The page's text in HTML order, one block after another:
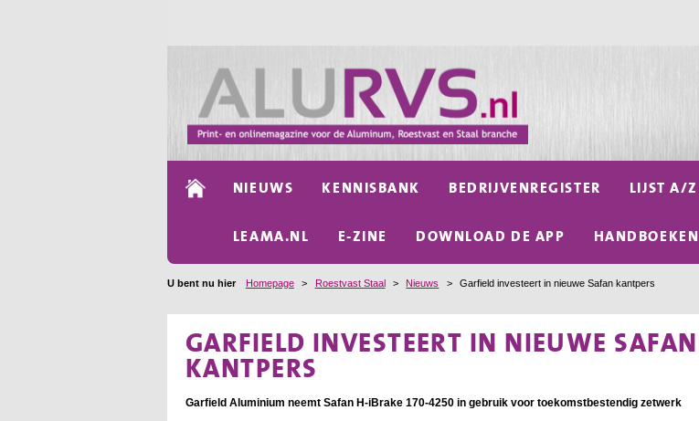
NIEUWS KENNISBANK BEDRIJVENREGISTER LIJST A/Z
LEAMA.NL E-ZINE DOWNLOAD DE APP HANDBOEKEN
U bent nu hier Homepage > Roestvast Staal > Nieuws > Garfield investeert in nieuwe Safan kantpers
GARFIELD INVESTEERT IN NIEUWE SAFAN
KANTPERS
Garfield Aluminium neemt Safan H-iBrake 170-4250 in gebruik voor toekomstbestendig zetwerk